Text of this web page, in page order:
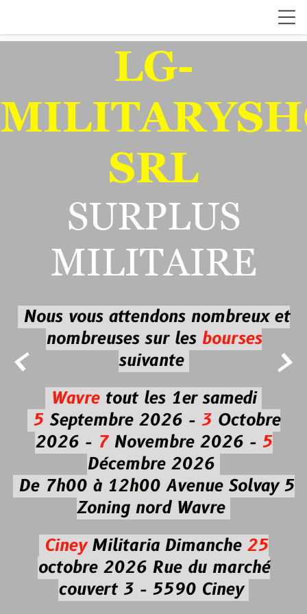
 
LG-
SRL
SURPLUS
MILITAIRE
Nous vous attendons nombreux et
nombreuses sur les bourses
suivante
Wavretout les 1er samedi
5Septembre 2026 - 3Octobre
2026 -7Novembre 2026 - 5
Décembre 2026
De 7h00 à 12h00 Avenue Solvay 5
Zoning nord Wavre
CineyMilitaria Dimanche 25
octobre 2026Rue du marché
couvert 3 - 5590 Ciney